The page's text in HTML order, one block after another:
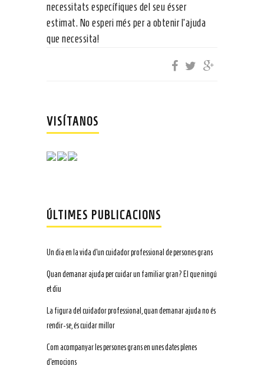
necessitats específiques del seu ésser
estimat. No esperi més per a obtenir l’ajuda
que necessita!
VISÍTANOS
ÚLTIMES PUBLICACIONS
Un dia en la vida d’un cuidador professional de persones grans
Quan demanar ajuda per cuidar un familiar gran? El que ningú
et diu
La figura del cuidador professional, quan demanar ajuda no és
rendir-se, és cuidar millor
Com acompanyar les persones grans en unes dates plenes
d’emocions